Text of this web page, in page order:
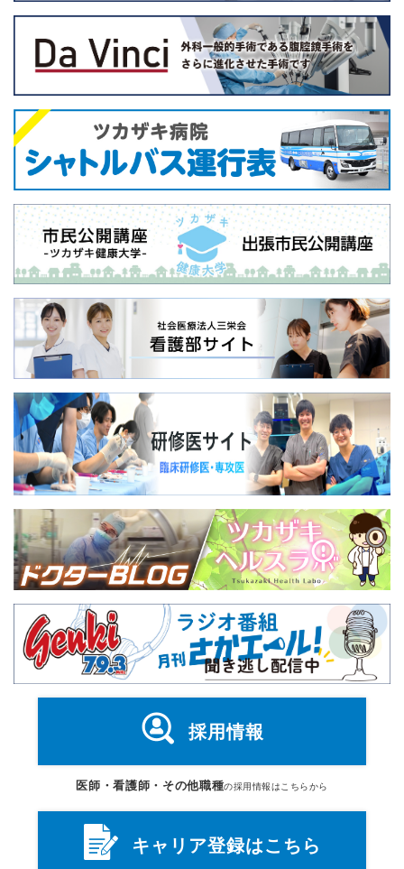
採用情報
医師・看護師・その他職種の採用情報はこちらから
キャリア登録はこちら